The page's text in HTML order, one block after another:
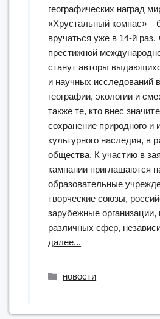
географических наград
«Хрустальный компас» –
вручаться уже в 14-й
престижной
станут авторы
и научных исследований
географии, экологии и
также те, кто внес
сохранение природного и
культурного наследия, в
общества. К участию в
кампании приглашаются
образовательные
творческие союзы,
зарубежные организации,
различных сфер,
далее...
«Хрустального
Рубрики
новости